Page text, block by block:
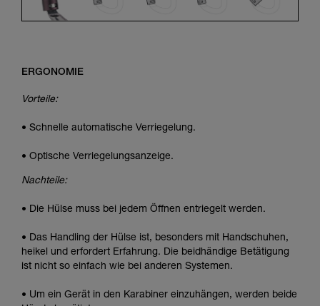
ERGONOMIE
Vorteile:
• Schnelle automatische Verriegelung.
• Optische Verriegelungsanzeige.
Nachteile:
• Die Hülse muss bei jedem Öffnen entriegelt werden.
• Das Handling der Hülse ist, besonders mit Handschuhen,
heikel und erfordert Erfahrung. Die beidhändige Betätigung
ist nicht so einfach wie bei anderen Systemen.
• Um ein Gerät in den Karabiner einzuhängen, werden beide